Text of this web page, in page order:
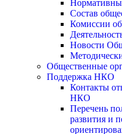
Состав
Комиссии
Новости
Общественные
Поддержка НКО
Контакты
НКО
Перечень
развития и